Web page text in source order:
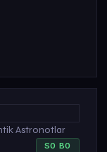
Astronotlar
S0 B0